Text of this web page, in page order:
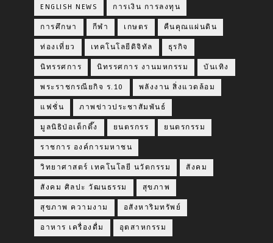
ENGLISH NEWS การเงิน การลงทุน
การศึกษา กีฬา เกษตร คืนคุณแผ่นดิน
ท่องเที่ยว เทคโนโลยีดิจิทัล ธุรกิจ
นิทรรศการ นิทรรศการ งานมหกรรม บันเทิง
พระราชกรณียกิจ ร.10 พลังงาน สิ่งแวดล้อม
แฟชั่น ภาพข่าวประชาสัมพันธ์
มูลนิธิป่อเต็กตึ๊ง ยนตรกรร ยนตรกรรม
ราชการ องค์การมหาชน
วิทยาศาสตร์ เทคโนโลยี นวัตกรรม สังคม
สังคม ศิลปะ วัฒนธรรม สุขภาพ
สุขภาพ ความงาม อสังหาริมทรัพย์
อาหาร เครื่องดื่ม อุตสาหกรรม